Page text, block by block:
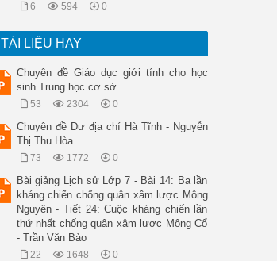
6 594 0
TÀI LIỆU HAY
Chuyên đề Giáo dục giới tính cho học
sinh Trung học cơ sở
53 2304 0
Chuyên đề Dư địa chí Hà Tĩnh - Nguyễn
Thị Thu Hòa
73 1772 0
Bài giảng Lịch sử Lớp 7 - Bài 14: Ba lần
kháng chiến chống quân xâm lược Mông
Nguyên - Tiết 24: Cuộc kháng chiến lần
thứ nhất chống quân xâm lược Mông Cổ
- Trần Văn Bảo
22 1648 0